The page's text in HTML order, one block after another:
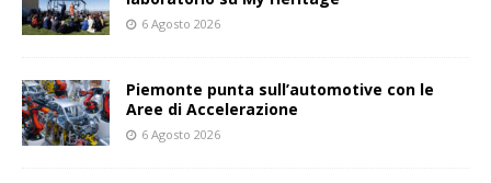
6 Agosto 2026
Piemonte punta sull’automotive con le
Aree di Accelerazione
6 Agosto 2026